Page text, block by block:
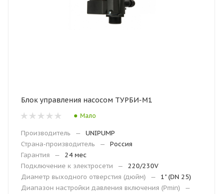
Блок управления насосом ТУРБИ-М1
Мало
Производитель —
UNIPUMP
Страна-производитель
—
Россия
Гарантия
—
24 мес
Подключение к электросети
—
220/230V
Диаметр выходного отверстия (дюйм)
—
1" (DN 25)
Диапазон настройки давления включения (Рmin)
—